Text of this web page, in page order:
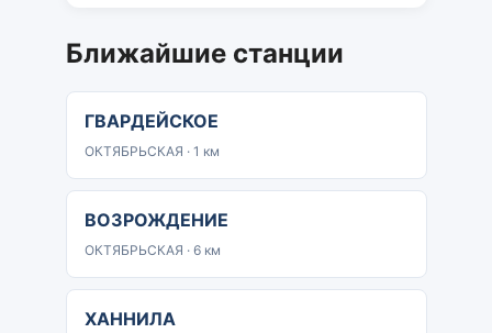
Ближайшие станции
ГВАРДЕЙСКОЕ
ОКТЯБРЬСКАЯ · 1 км
ВОЗРОЖДЕНИЕ
ОКТЯБРЬСКАЯ · 6 км
ХАННИЛА